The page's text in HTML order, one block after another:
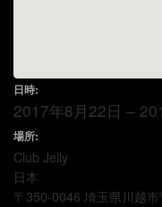
日時:
2017年8月22日 –
場所:
Club Jelly
日本
〒350-0046 埼玉県川越